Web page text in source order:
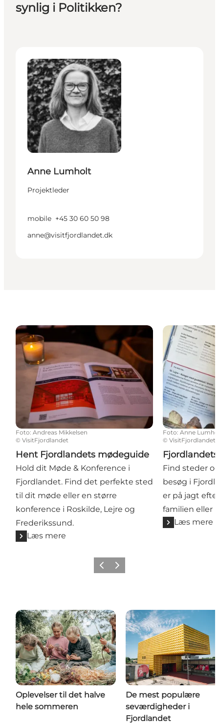
synlig i Politikken?
Anne Lumholt
Projektleder
mobile +45 30 60 50 98
anne@visitfjordlandet.dk
Hent Fjordlandets mødeguide
Foto: Andreas Mikkelsen
© VisitFjordlandet
Hent Fjordlandets mødeguide
Hold dit Møde & Konference i
Fjordlandet. Find det perfekte sted
til dit møde eller en større
konference i Roskilde, Lejre og
Frederikssund.
Læs mere
Fjordlandets
Foto: Anne
©VisitFjordlandet
Find steder
besøg i
er på jagt
familien eller
Læs mere
Forrige billede
Næste billede
Oplevelser til det halve
hele sommeren
De mest populære
seværdigheder i
Fjordlandet